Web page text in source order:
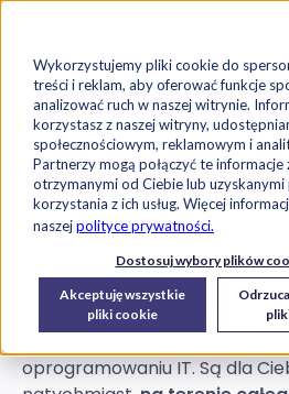
Wykorzystujemy pliki cookie do
treści i reklam, aby oferować funkcje
analizować ruch w naszej witrynie.
korzystasz z naszej witryny,
społecznościowym, reklamowym i
Partnerzy mogą połączyć te informacje
otrzymanymi od Ciebie lub uzyskanymi
korzystania z ich usług. Więcej
naszejpolityce prywatności.
Dostosuj wybory plików
Akceptuję wszystkie
pliki cookie
Oferta Usługi IT Serwis
Serwis sprzętu
i
Zapewniamy kompleksową
Twoich punktów handlowych.
specjaliści posiadają szeroką
oprogramowaniu IT. Są dla